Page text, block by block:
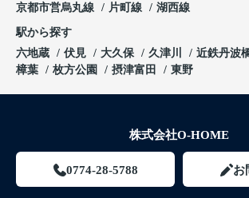
京都市営烏丸線
片町線 湖西線
駅から探す
六地蔵
伏見 大久保 久津川 近鉄丹波
樟葉
枚方公園 摂津富田 東野
株式会社O-HOME
0774-28-5788 お